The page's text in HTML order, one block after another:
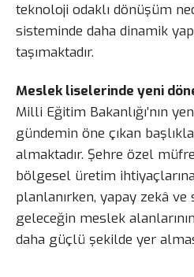
teknoloji odaklı dönüşüm
sisteminde daha dinamik
taşımaktadır.
Meslek liselerinde yeni
Milli Eğitim Bakanlığı’nın
gündemin öne çıkan
almaktadır. Şehre özel
bölgesel üretim
planlanırken, yapay zekâ
geleceğin meslek
daha güçlü şekilde yer